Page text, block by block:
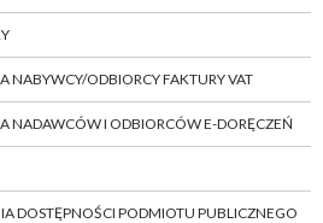
NABYWCY/ODBIORCY FAKTURY VAT
NADAWCÓW I ODBIORCÓW E-DORĘCZEŃ
DOSTĘPNOŚCI PODMIOTU PUBLICZNEGO